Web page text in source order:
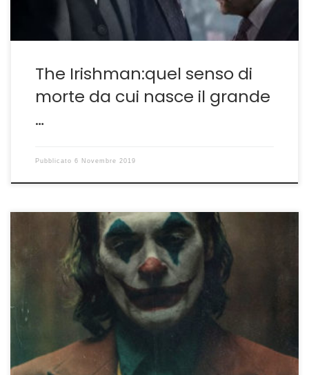
The Irishman:quel senso di
morte da cui nasce il grande
…
Pubblicato 6 Novembre 2019
Non mi sono mai nutrito-forse a torto-di fumetti e di
cinecomics, ragion per cui non riuscirei, nemmeno
volendo, a porre in relazione Joker di Todd Phillips con i
vari film dedicati a Batman, visti comunque quasi tutti,
con la trilogia di Nolan da inserire tra i capolavori
dell’intera storia cinematografica. […]